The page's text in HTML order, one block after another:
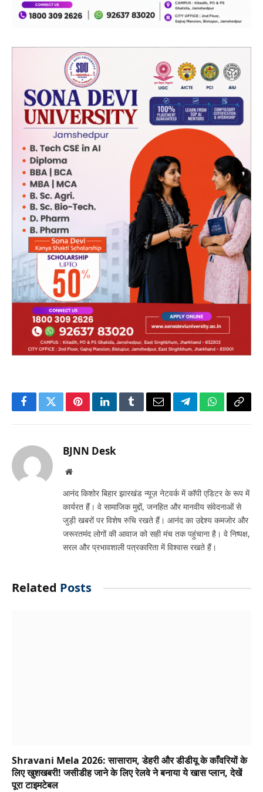
FacebookTwitterPinterestLinkedInTumblrEmailTelegramWhatsApp
Copy
BJNN Desk
Website
आनंद किशोर बिहार झारखंड न्यूज़ नेटवर्क में कॉपी एडिटर के रूप में
कार्यरत हैं। वे सामाजिक मुद्दों, जनहित और मानवीय संवेदनाओं से
जुड़ी खबरों पर विशेष रुचि रखते हैं। आनंद का उद्देश्य कमजोर और
जरूरतमंद लोगों की आवाज को सही मंच तक पहुंचाना है। वे निष्पक्ष,
सरल और प्रभावशाली पत्रकारिता में विश्वास रखते हैं।
Related Posts
Shravani Mela 2026: सासाराम, डेहरी और डीडीयू के काँवरियों के
लिए खुशखबरी! जसीडीह जाने के लिए रेलवे ने बनाया ये खास प्लान, देखें
पूरा टाइमटेबल